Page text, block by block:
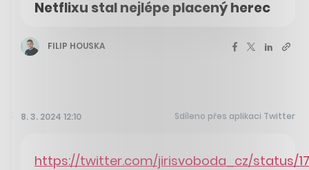
Netflixu stal nejlépe placený herec
FILIP HOUSKA
8. 3. 2024 12:10 Sdíleno přes aplikaci Twitter
https://twitter.com/jirisvoboda_cz/status/